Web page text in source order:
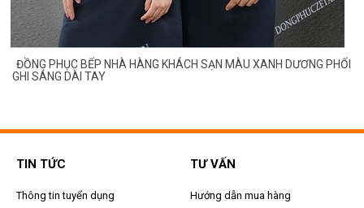
ĐỒNG PHỤC BẾP NHÀ HÀNG KHÁCH SẠN MÀU ĐEN PHỐI GHI
SÁNG DÀI TAY
TIN TỨC
Thông tin tuyển dụng
TƯ VẤN
Hướng dẫn mua hàng